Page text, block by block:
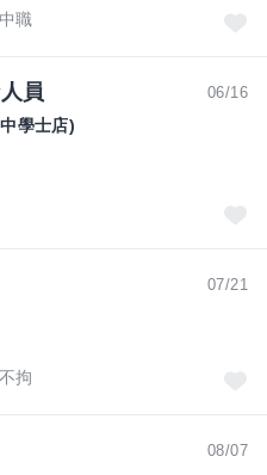
職
06/16
員
學士店)
07/21
拘
08/07